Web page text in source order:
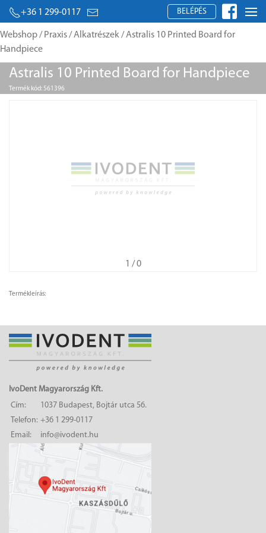
+36 1 299-0117 BELÉPÉS
Webshop/ Praxis/Alkatrészek/ Astralis 10 Printed Board for
Handpiece
Astralis 10 Printed Board for Handpiece
Termék kód: 561396
1 / 0
Termékleírás:
IvoDent Magyarország Kft.
Cím:
1037 Budapest, Bojtár utca 56.
Telefon: +36 1 299-0117
Email:
info@ivodent.hu